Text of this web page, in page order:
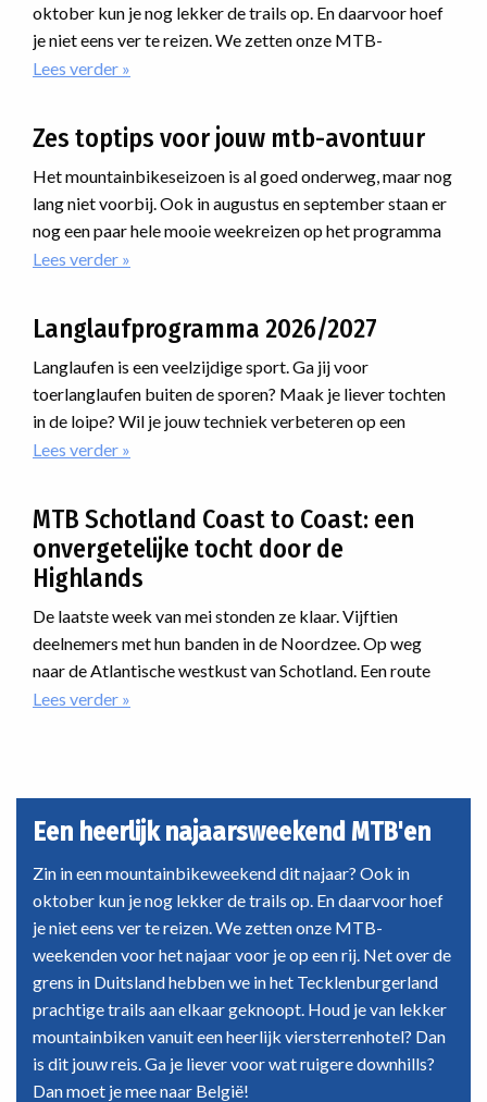
oktober kun je nog lekker de trails op. En daarvoor hoef
je niet eens ver te reizen. We zetten onze MTB-
weekenden voor het najaar voor je op een rij. Net over de
prachtige trails aan elkaar geknoopt. Houd je van lekker
mountainbiken vanuit een heerlijk viersterrenhotel? Dan
is dit jouw reis. Ga je liever voor wat ruigere downhills?
Dan moet je mee naar België!
Lees verder over
najaarsweekend
Zes toptips voor jouw mtb-avontuur
Het mountainbikeseizoen is al goed onderweg, maar nog
lang niet voorbij. Ook in augustus en september staan er
nog een paar hele mooie weekreizen op het programma
waar je nog bij kunt aansluiten. Van uitdagende routes
ongetwijfeld een reis tussen die bij jou past.
Lees verder over
voor
mtb-
avontuur
Langlaufprogramma 2026/2027
Langlaufen is een veelzijdige sport. Ga jij voor
toerlanglaufen buiten de sporen? Maak je liever tochten
in de loipe? Wil je jouw techniek verbeteren op een
cursus? Of ga je meedoen met een marathon? Voor
Lees verder over
MTB Schotland Coast to Coast: een
onvergetelijke tocht door de
Highlands
De laatste week van mei stonden ze klaar. Vijftien
deelnemers met hun banden in de Noordzee. Op weg
naar de Atlantische westkust van Schotland. Een route
dwars door de Highlands. Onherbergzaam, ruige natuur,
Lees verder over
to
Coast:
een
onvergetelijke
door
de
Highlands
Een heerlijk najaarsweekend MTB'en
Zin in een mountainbikeweekend dit najaar? Ook in
oktober kun je nog lekker de trails op. En daarvoor hoef
je niet eens ver te reizen. We zetten onze MTB-
weekenden voor het najaar voor je op een rij. Net over de
grens in Duitsland hebben we in het Tecklenburgerland
prachtige trails aan elkaar geknoopt. Houd je van lekker
mountainbiken vanuit een heerlijk viersterrenhotel? Dan
is dit jouw reis. Ga je liever voor wat ruigere downhills?
Dan moet je mee naar België!